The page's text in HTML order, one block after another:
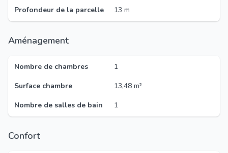
Profondeur de la parcelle
13 m
Aménagement
Nombre de chambres
1
Surface chambre
13,48 m²
Nombre de salles de bain
1
Confort